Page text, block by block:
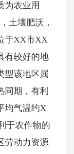
为农业用
土壤肥沃，
于XX市XX
有较好的地
型该地区属
同期，有利
均气温约X
于农作物的
劳动力资源